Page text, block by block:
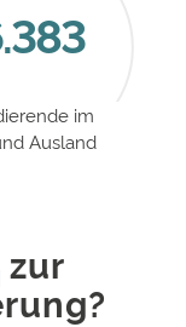
im
Ausland
zur